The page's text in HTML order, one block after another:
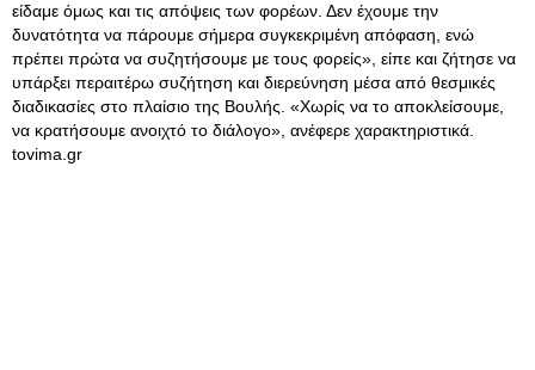
είδαμε όμως και τις απόψεις των φορέων. Δεν έχουμε την
δυνατότητα να πάρουμε σήμερα συγκεκριμένη απόφαση, ενώ
πρέπει πρώτα να συζητήσουμε με τους φορείς», είπε και ζήτησε να
υπάρξει περαιτέρω συζήτηση και διερεύνηση μέσα από θεσμικές
διαδικασίες στο πλαίσιο της Βουλής. «Χωρίς να το αποκλείσουμε,
να κρατήσουμε ανοιχτό το διάλογο», ανέφερε χαρακτηριστικά.
tovima.gr